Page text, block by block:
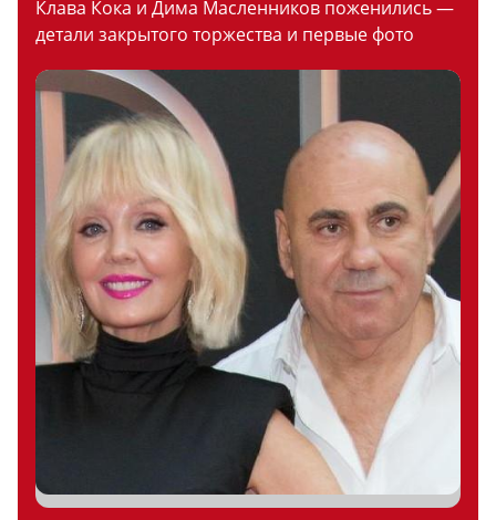
Клава Кока и Дима Масленников поженились —
детали закрытого торжества и первые фото